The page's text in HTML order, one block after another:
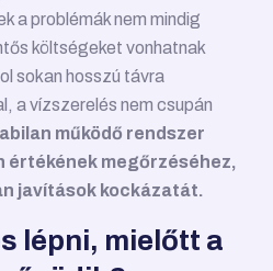
a problémák nem mindig
költségeket vonhatnak
sokan hosszú távra
a vízszerelés nem csupán
működő rendszer
értékének megőrzéséhez,
javítások kockázatát.
lépni, mielőtt a